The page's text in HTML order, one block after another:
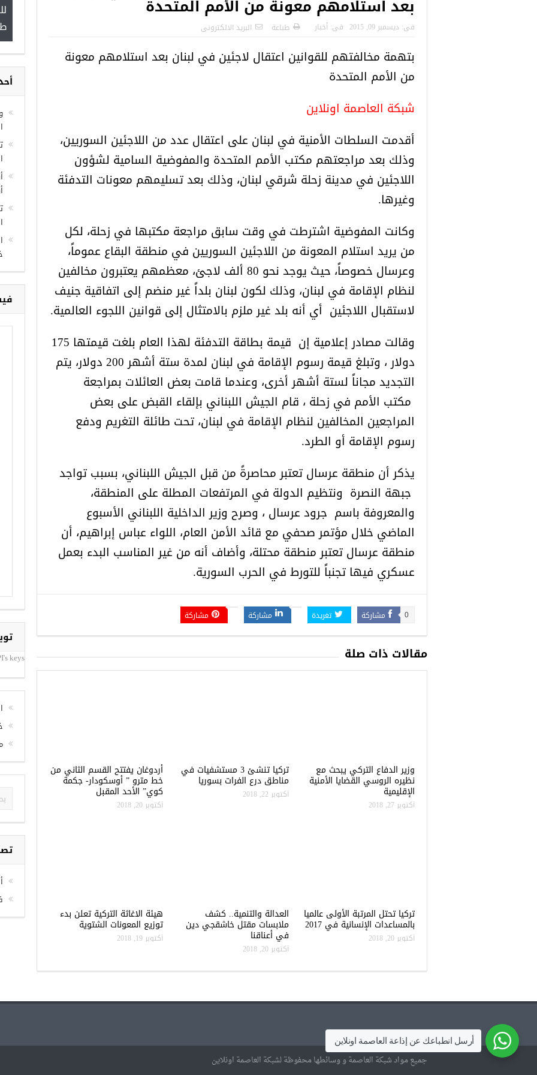
بعد استلامهم معونة من الأمم المتحدة
فى: ديسمبر 09, 2015 فى: أخبار طباعة البريد الالكترونى
بتهمة مخالفتهم للقوانين اعتقال لاجئين في لبنان بعد استلامهم معونة
من الأمم المتحدة
شبكة العاصمة اونلاين
أقدمت السلطات الأمنية في لبنان على اعتقال عدد من اللاجئين السوريين،
وذلك بعد مراجعتهم مكتب الأمم المتحدة والمفوضية السامية لشؤون
اللاجئين في مدينة زحلة شرقي لبنان، وذلك بعد تسليمهم معونات التدفئة
وغيرها.
وكانت المفوضية اشترطت في وقت سابق مراجعة مكتبها في زحلة، لكل
من يريد استلام المعونة من اللاجئين السوريين في منطقة البقاع عموماً،
وعرسال خصوصاً، حيث يوجد نحو 80 ألف لاجئ، معظمهم يعتبرون مخالفين
لنظام الإقامة في لبنان، وذلك لكون لبنان بلداً غير منضم إلى اتفاقية جنيف
لاستقبال اللاجئين أي أنه بلد غير ملزم بالامتثال إلى قوانين اللجوء العالمية.
وقالت مصادر إعلامية إن قيمة بطاقة التدفئة لهذا العام بلغت قيمتها 175
دولار ، وتبلغ قيمة رسوم الإقامة في لبنان لمدة ستة أشهر 200 دولار، يتم
التجديد مجاناً لستة أشهر أخرى، وعندما قامت بعض العائلات بمراجعة
مكتب الأمم في زحلة ، قام الجيش اللبناني بإلقاء القبض على بعض
المراجعين المخالفين لنظام الإقامة في لبنان، تحت طائلة التغريم ودفع
رسوم الإقامة أو الطرد.
يذكر أن منطقة عرسال تعتبر محاصرةً من قبل الجيش اللبناني، بسبب تواجد
جبهة النصرة ونتظيم الدولة في المرتفعات المطلة على المنطقة،
والمعروفة باسم جرود عرسال ، وصرح وزير الداخلية اللبناني الأسبوع
الماضي خلال مؤتمر صحفي مع قائد الأمن العام، اللواء عباس إبراهيم، أن
منطقة عرسال تعتبر منطقة محتلة، وأضاف أنه من غير المناسب البدء بعمل
عسكري فيها تجنباً للتورط في الحرب السورية.
مشاركة 0 تغريدة مشاركة مشاركة
مقالات ذات صلة
وزير الدفاع التركي يبحث مع
نظيره الروسي القضايا الأمنية
الإقليمية
أكتوبر 27, 2018
تركيا تنشئ 3 مستشفيات في
مناطق درع الفرات بسوريا
أكتوبر 22, 2018
أردوغان يفتتح القسم الثاني من
خط مترو ” أوسكودار- جكمة
كوي” الأحد المقبل
أكتوبر 20, 2018
تركيا تحتل المرتبة الأولى عالميا
بالمساعدات الإنسانية في 2017
أكتوبر 20, 2018
العدالة والتنمية.. كشف
ملابسات مقتل خاشقجي دين
في أعناقنا
أكتوبر 20, 2018
هيئة الاغاثة التركية تعلن بدء
توزيع المعونات الشتوية
أكتوبر 19, 2018
“شاهد بالصور”
رسائل تحذيرية من الشرطة التركية
للاجئين السوريين.. تعرف عليها
keys
جميع مواد شبكة العاصمة و وسائطها محفوظة لشبكة العاصمة اونلاين
أرسل انطباعك عن إذاعة العاصمة اونلاين